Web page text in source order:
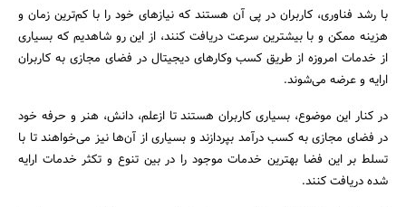
با رشد فناوری، کاربران در پی آن هستند که نیازهای خود را با کم‌ترین زمان و
هزینه ممکن و با بیشترین سرعت دریافت کنند، از این رو شاهدیم که بسیاری
از خدمات امروزه از طریق کسب وکارهای دیجیتال در فضای مجازی به کاربران
ارایه و عرضه می‌شوند.
در کنار این موضوع، بسیاری کاربران هستند تا ازعلم، دانش، هنر و حرفه خود
در فضای مجازی به کسب درآمد بپردازند و بسیاری از آن‌ها نیز می‌خواهند تا با
تسلط بر این فضا بهترین خدمات موجود را در بین تنوع و تکثر خدمات ارایه
شده دریافت کنند.